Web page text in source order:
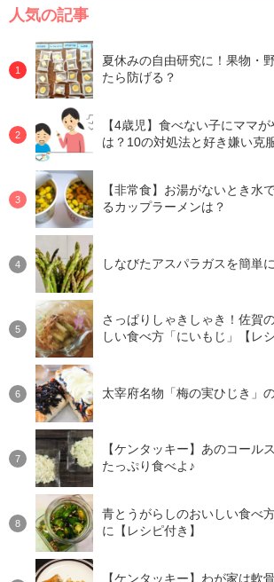
人気の記事
夏休みの自由研究に！果物・
たら防げる？
【4歳児】食べない子にママ
は？10の対処法と好き嫌い克
【非常食】お湯がないとき水
るカップラーメンは？
しなびたアスパラガスを簡単
さっぱりしゃきしゃき！佐賀
しい食べ方「にいもじ」【レシ
太宰府名物「梅の実ひじき」
【ケンタッキー】あのコール
たっぷり食べよ♪
青とうがらしのおいしい食べ
に【レシピ付き】
【ケンタッキー】わが家は軟